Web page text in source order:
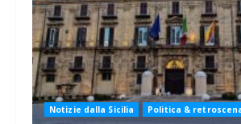
Notizie dalla Sicilia Politica &